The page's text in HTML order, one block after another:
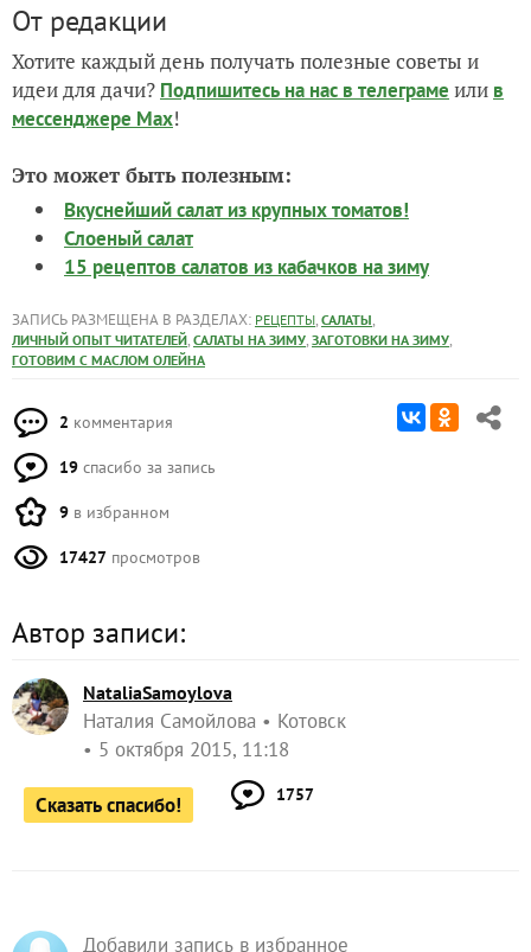
От редакции
Хотите каждый день получать полезные советы и
идеи для дачи? Подпишитесь на нас в телеграме или в
мессенджере Max!
Это может быть полезным:
Вкуснейший салат из крупных томатов!
Слоеный салат
15 рецептов салатов из кабачков на зиму
ЗАПИСЬ РАЗМЕЩЕНА В РАЗДЕЛАХ: РЕЦЕПТЫ, САЛАТЫ,
ЛИЧНЫЙ ОПЫТ ЧИТАТЕЛЕЙ, САЛАТЫ НА ЗИМУ, ЗАГОТОВКИ НА ЗИМУ,
ГОТОВИМ С МАСЛОМ ОЛЕЙНА
2 комментария
19 спасибо за запись
9 в избранном
17427 просмотров
Автор записи:
NataliaSamoylova
Наталия Самойлова
Котовск
5 октября 2015, 11:18
Сказать спасибо! 1757
Добавили запись в избранное